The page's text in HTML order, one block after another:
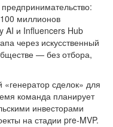
миллионов
AI и Influencers Hub
через искусственный
— без отбора,
сделок» для
команда планирует
инвесторами
на стадии pre-MVP.